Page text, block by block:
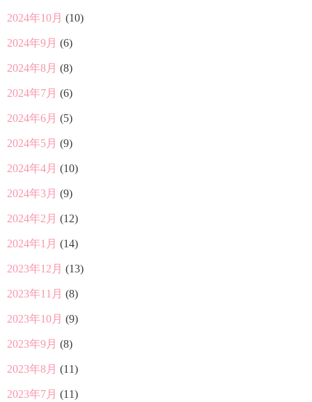
2024年10月 (10)
2024年9月 (6)
2024年8月 (8)
2024年7月 (6)
2024年6月 (5)
2024年5月 (9)
2024年4月 (10)
2024年3月 (9)
2024年2月 (12)
2024年1月 (14)
2023年12月 (13)
2023年11月 (8)
2023年10月 (9)
2023年9月 (8)
2023年8月 (11)
2023年7月 (11)